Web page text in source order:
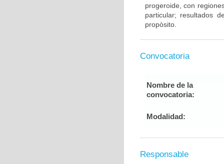
progeroide, con
particular; resultados
propòsito.
Convocatoria
Nombre de la
convocatoria:
Modalidad:
Responsable